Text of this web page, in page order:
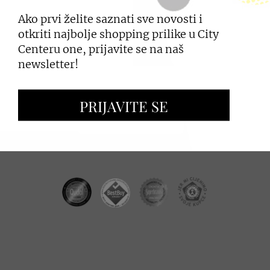
PRIJAVI SE
ZAKUP PROSTORA
OGLAŠAVANJE I PROMOCIJE
Ako prvi želite saznati sve novosti i
otkriti najbolje shopping prilike u City
Centeru one, prijavite se na naš
newsletter!
PRIJAVITE SE